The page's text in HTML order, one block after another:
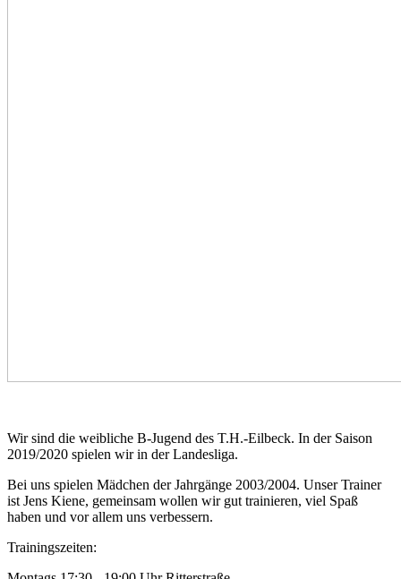
Wir sind die weibliche B-Jugend des T.H.-Eilbeck. In der Saison
2019/2020 spielen wir in der Landesliga.
Bei uns spielen Mädchen der Jahrgänge 2003/2004. Unser Trainer
ist Jens Kiene, gemeinsam wollen wir gut trainieren, viel Spaß
haben und vor allem uns verbessern.
Trainingszeiten: